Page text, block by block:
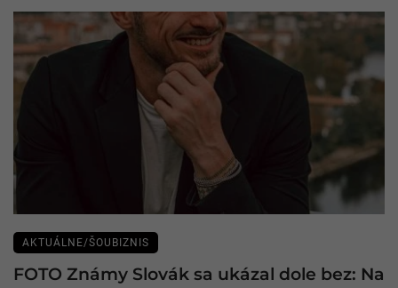
AKTUÁLNE/ŠOUBIZNIS
FOTO Známy Slovák sa ukázal dole bez: Na